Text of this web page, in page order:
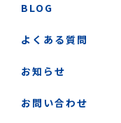
BLOG
よくある質問
お知らせ
お問い合わせ